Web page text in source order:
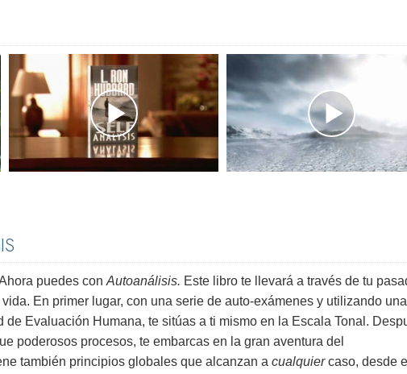
puedes con Autoanálisis. Este libro te llevará a través de tu
En primer lugar, con una serie de auto-exámenes y utilizando una
Evaluación Humana, te sitúas a ti mismo en la Escala Tonal.
poderosos procesos, te embarcas en la gran aventura del
también principios globales que alcanzan a cualquiercaso, desde el